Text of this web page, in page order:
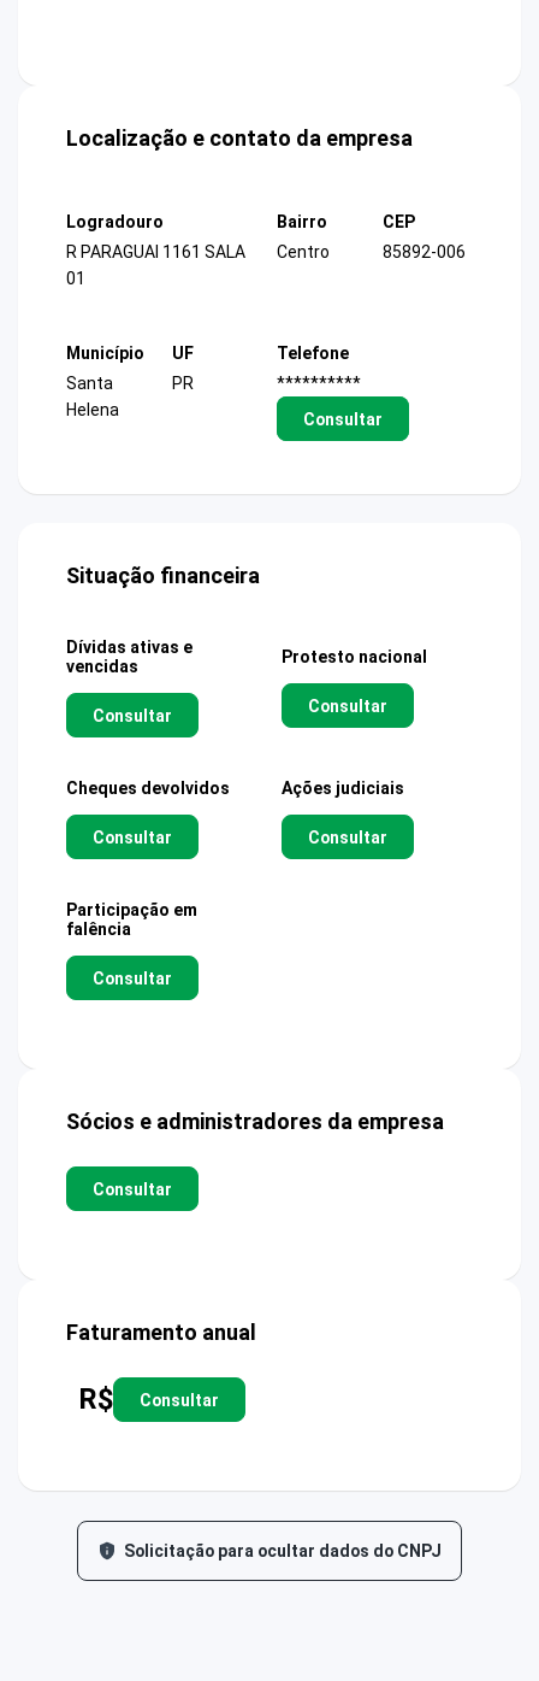
Localização e contato da empresa
Logradouro
R PARAGUAI 1161 SALA
01
Bairro
Centro
CEP
85892-006
Município
Santa
Helena
UF
PR
Telefone
**********
Consultar
Situação financeira
Dívidas ativas e
vencidas
Consultar
Protesto nacional
Consultar
Cheques devolvidos
Consultar
Ações judiciais
Consultar
Participação em
falência
Consultar
Sócios e administradores da empresa
Consultar
Faturamento anual
R$ Consultar
Solicitação para ocultar dados do CNPJ